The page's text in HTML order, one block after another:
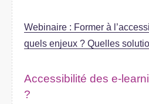
Webinaire : Former à
quels enjeux ? Quelles
Accessibilité des e-
?